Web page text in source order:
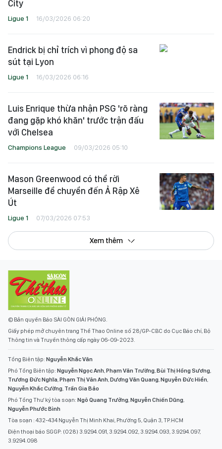
City
Ligue 1 16/03/2026 06:20
Endrick bị chỉ trích vì phong độ sa
sút tại Lyon
Ligue 1 16/03/2026 06:16
Luis Enrique thừa nhận PSG 'rõ ràng
đang gặp khó khăn' trước trận đấu
với Chelsea
Champions League 09/03/2026 05:10
Mason Greenwood có thể rời
Marseille để chuyển đến Ả Rập Xê
Út
Ligue 1 07/03/2026 07:53
Xem thêm
© Bản quyền Báo SÀI GÒN GIẢI PHÓNG.
Giấy phép mở chuyên trang Thể Thao Online số 28/GP-CBC do Cục Báo chí, Bộ
Thông tin và Truyền thông cấp ngày 06-09-2023.
Tổng Biên tập: Nguyễn Khắc Văn
Phó Tổng Biên tập: Nguyễn Ngọc Anh,Phạm Văn Trường,Bùi Thị Hồng Sương,
Trương Đức Nghĩa,Phạm Thị Vân Anh,Dương Văn Quang,Nguyễn Đức Hiển,
Nguyễn Khắc Cường, Trần Gia Bảo
Phó Tổng Thư ký tòa soạn: Ngô Quang Trưởng,Nguyễn Chiến Dũng,
Nguyễn Phước Bình
Tòa soạn : 432-434 Nguyễn Thị Minh Khai, Phường 5, Quận 3, TP.HCM
Điện thoại báo SGGP: (028) 3.9294.091, 3.9294.092, 3.9294.093, 3.9294.097,
3.9294.098